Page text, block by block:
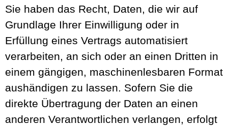
Sie haben das Recht, Daten, die wir auf
Grundlage Ihrer Einwilligung oder in
Erfüllung eines Vertrags automatisiert
verarbeiten, an sich oder an einen Dritten in
einem gängigen, maschinenlesbaren Format
aushändigen zu lassen. Sofern Sie die
direkte Übertragung der Daten an einen
anderen Verantwortlichen verlangen, erfolgt